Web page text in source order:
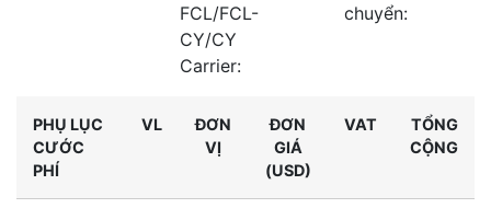
FCL/FCL-
CY/CY
Carrier:
chuyển:
PHỤ LỤC
CƯỚC
PHÍ
VL
ĐƠN
VỊ
ĐƠN
GIÁ
(USD)
VAT
TỔNG
CỘNG